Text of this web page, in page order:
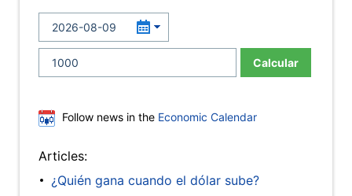
Calcular
Follow news in the Economic Calendar
Articles:
¿Quién gana cuando el dólar sube?